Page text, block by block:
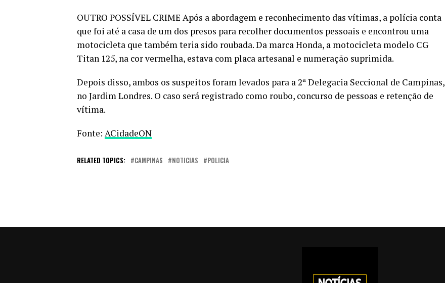
OUTRO POSSÍVEL CRIME Após a abordagem e reconhecimento das vítimas, a polícia conta
que foi até a casa de um dos presos para recolher documentos pessoais e encontrou uma
motocicleta que também teria sido roubada. Da marca Honda, a motocicleta modelo CG
Titan 125, na cor vermelha, estava com placa artesanal e numeração suprimida.
Depois disso, ambos os suspeitos foram levados para a 2ª Delegacia Seccional de Campinas,
no Jardim Londres. O caso será registrado como roubo, concurso de pessoas e retenção de
vítima.
Fonte: ACidadeON
RELATED TOPICS: CAMPINAS NOTICIAS POLICIA